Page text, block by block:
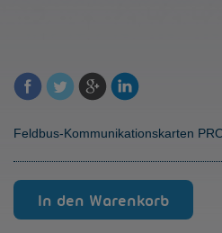
Feldbus-Kommunikationskarten
VersiCardM-
PFDBIn den Warenkorb